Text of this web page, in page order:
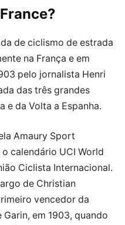
de ciclismo de estrada
na França e em
pelo jornalista Henri
das três grandes
e da Volta a Espanha.
Amaury Sport
calendário UCI World
Ciclista Internacional.
de Christian
vencedor da
em 1903, quando